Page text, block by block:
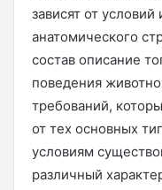
зависят от
анатомического
состав описание
поведения
требований,
от тех основных
условиям
различный